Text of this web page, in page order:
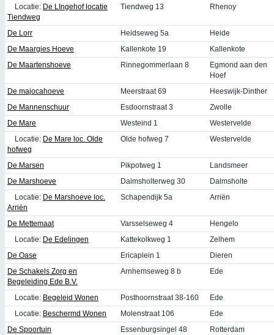
Locatie: De LIngehof locatie
Tiendweg
Tiendweg 13 Rhenoy
De Lorr Heidseweg 5a
Heide
De Maargies Hoeve
Kallenkote 19
Kallenkote
De Maartenshoeve
Rinnegommerlaan 8
Egmond aan den
Hoef
De majocahoeve
Meerstraat 69
Heeswijk-Dinther
De Mannenschuur
Esdoornstraat 3
Zwolle
De Mare
Westeind 1
Westervelde
Locatie: De Mare loc. Olde
hofweg
Olde hofweg 7 Westervelde
De Marsen Pikpotweg 1
Landsmeer
De Marshoeve
Dalmsholterweg 30
Dalmsholte
Locatie: De Marshoeve loc.
Arriën
Schapendijk 5a Arriën
De Mettemaat Varsselseweg 4
Hengelo
Locatie: De Edelingen Kattekolkweg 1
Zelhem
De Oase
Ericaplein 1
Dieren
De Schakels Zorg en
Begeleiding Ede B.V.
Arnhemseweg 8 b Ede
Locatie: Begeleid Wonen Posthoornstraat 38-160
Ede
Locatie: Beschermd Wonen Molenstraat 106
Ede
De Spoortuin
Essenburgsingel 48 Rotterdam